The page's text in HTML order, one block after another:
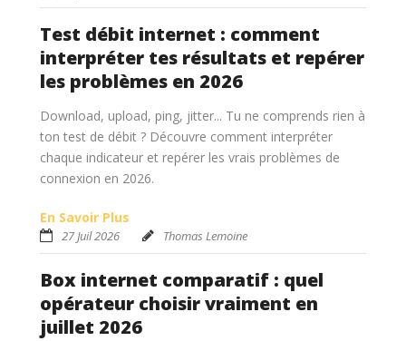
Test débit internet : comment
interpréter tes résultats et repérer
les problèmes en 2026
Download, upload, ping, jitter... Tu ne comprends rien à
ton test de débit ? Découvre comment interpréter
chaque indicateur et repérer les vrais problèmes de
connexion en 2026.
En Savoir Plus
27 Juil 2026 Thomas Lemoine
Box internet comparatif : quel
opérateur choisir vraiment en
juillet 2026